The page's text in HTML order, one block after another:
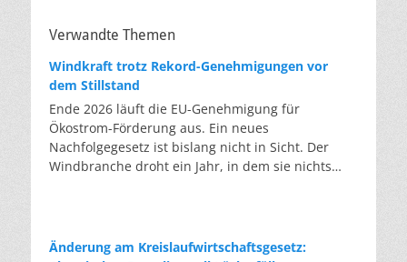
Verwandte Themen
Windkraft trotz Rekord-Genehmigungen vor
dem Stillstand
Ende 2026 läuft die EU-Genehmigung für
Ökostrom-Förderung aus. Ein neues
Nachfolgegesetz ist bislang nicht in Sicht. Der
Windbranche droht ein Jahr, in dem sie nichts
die Verfahren laufen heute deutlich schneller. Die
Änderung am Kreislaufwirtschaftsgesetz: